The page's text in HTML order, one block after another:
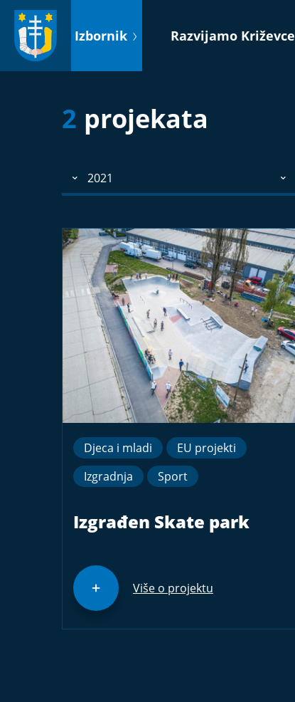
sadržaj
Izbornik Razvijamo Križevce
2 projekata
2021
Djeca i mladi
EU projekti
Izgradnja
Sport
Izgrađen Skate park
Više o projektu